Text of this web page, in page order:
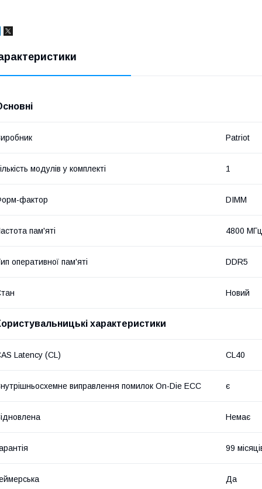
Patriot
модулів у комплекті 1
фактор DIMM
пам'яті 4800 МГц
оперативної пам'яті DDR5
Новий
характеристики
Latency (CL) CL40
виправлення помилок On-Die ECC є
Немає
99
Да